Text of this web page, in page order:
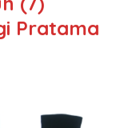
Pratama